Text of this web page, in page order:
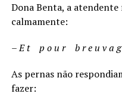
Dona Benta, a
calmamente:
– E t p o u r b r e u v a
As pernas não
fazer: